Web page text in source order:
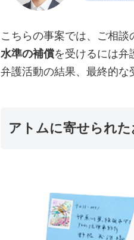
こちらの事案では、ご相談
水準の補償を受けるには弁
弁護活動の結果、最終的な
アトムに寄せられ